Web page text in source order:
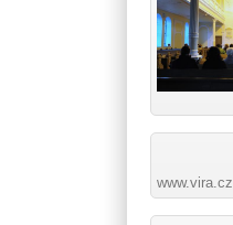
www.vira.cz